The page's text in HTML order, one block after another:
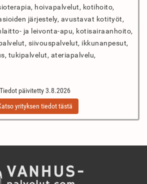
hoivapalvelut, kotihoito,
järjestely, avustavat kotityöt,
ja leivonta-apu, kotisairaanhoito,
siivouspalvelut, ikkunanpesut,
tukipalvelut, ateriapalvelu,
Tiedot päivitetty 3.8.2026
yrityksen tiedot tästä